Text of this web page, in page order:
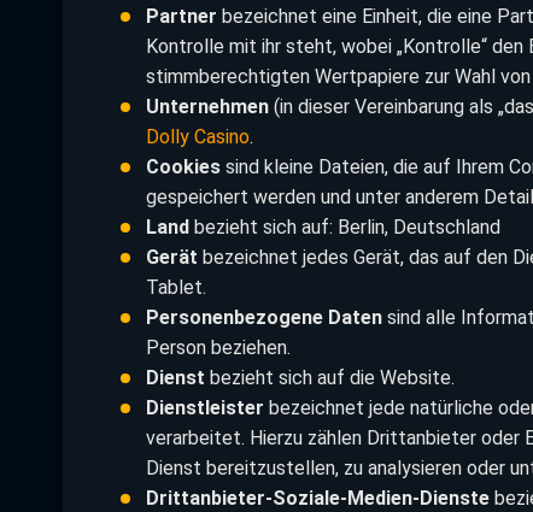
Partner bezeichnet eine Einheit, die eine
Kontrolle mit ihr steht, wobei „Kontrolle“
stimmberechtigten Wertpapiere zur Wahl
Unternehmen(in dieser Vereinbarung als
Dolly Casino.
Cookiessind kleine Dateien, die auf Ihrem
gespeichert werden und unter anderem
Land bezieht sich auf: Berlin, Deutschland
Gerät bezeichnet jedes Gerät, das auf den
Tablet.
Personenbezogene Datensind alle
Person beziehen.
Dienst bezieht sich auf die Website.
Dienstleister bezeichnet jede natürliche
verarbeitet. Hierzu zählen Drittanbieter oder
Dienst bereitzustellen, zu analysieren oder
Drittanbieter-Soziale-Medien-Dienste